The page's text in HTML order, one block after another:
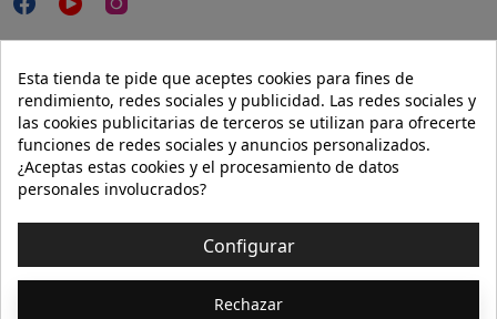
NUESTRA WEB
AYUDA
INFORMACIÓN 
Esta tienda te pide que aceptes cookies para fines de
rendimiento, redes sociales y publicidad. Las redes sociales y
las cookies publicitarias de terceros se utilizan para ofrecerte
funciones de redes sociales y anuncios personalizados.
¿Aceptas estas cookies y el procesamiento de datos
personales involucrados?
Configurar
Rechazar